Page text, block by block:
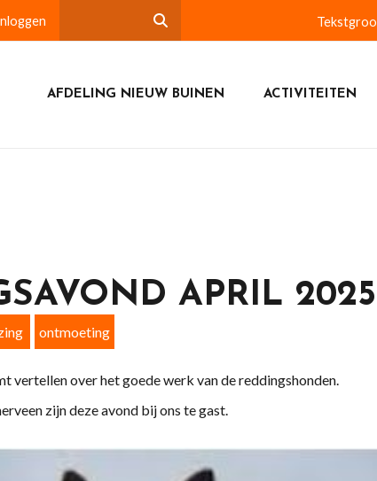
AFDELING NIEUW BUINEN ACTIVITEITEN
APRIL 2025
ontmoeting
vertellen over het goede werk van de reddingshonden.
zijn deze avond bij ons te gast.